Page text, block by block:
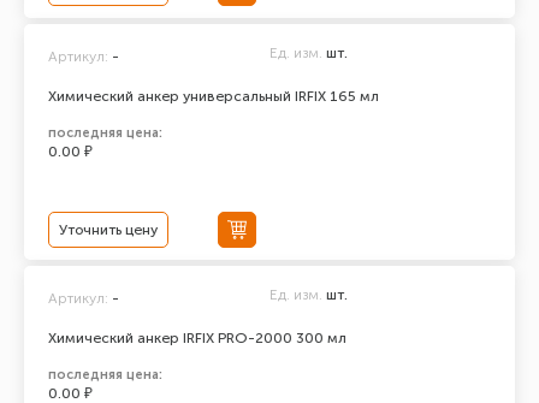
Химический анкер универсальный IRFIX 165 мл
Артикул: - Ед. изм. шт.
последняя цена:
0.00 ₽
Уточнить цену
Химический анкер IRFIX PRO-2000 300 мл
Артикул: - Ед. изм. шт.
последняя цена:
0.00 ₽